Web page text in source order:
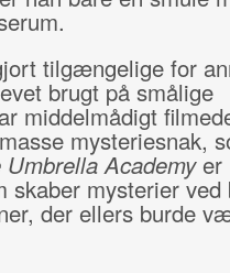
tilgængelige for
brugt på smålige
middelmådigt
mysteriesnak,
Umbrella Academyer
skaber mysterier ved
der ellers burde